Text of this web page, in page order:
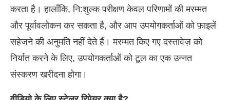
करता है। हालाँकि, नि:शुल्क परीक्षण केवल परिणामों की मरम्मत
और पूर्वावलोकन कर सकता है, और आप उपयोगकर्ताओं को फ़ाइलें
सहेजने की अनुमति नहीं देते हैं। मरम्मत किए गए दस्तावेज़ को
निर्यात करने के लिए, उपयोगकर्ताओं को टूल का एक उन्नत
संस्करण खरीदना होगा।